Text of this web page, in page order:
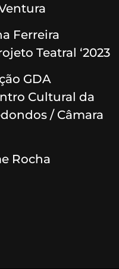
Ferreira
Teatral ‘2023
GDA
Cultural da
/ Câmara
Rocha